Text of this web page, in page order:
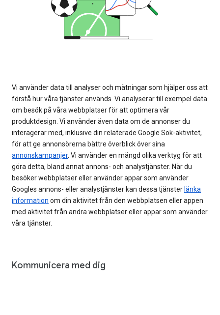
Vi använder data till analyser och mätningar som hjälper oss att
förstå hur våra tjänster används. Vi analyserar till exempel data
om besök på våra webbplatser för att optimera vår
produktdesign. Vi använder även data om de annonser du
interagerar med, inklusive din relaterade Google Sök-aktivitet,
för att ge annonsörerna bättre överblick över sina
annonskampanjer. Vi använder en mängd olika verktyg för att
göra detta, bland annat annons- och analystjänster. När du
besöker webbplatser eller använder appar som använder
Googles annons- eller analystjänster kan dessa tjänster länka
information om din aktivitet från den webbplatsen eller appen
med aktivitet från andra webbplatser eller appar som använder
våra tjänster.
Kommunicera med dig